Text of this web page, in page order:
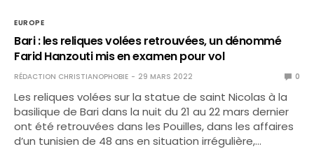
EUROPE
Bari : les reliques volées retrouvées, un dénommé
Farid Hanzouti mis en examen pour vol
RÉDACTION CHRISTIANOPHOBIE 29 MARS 2022 0
Les reliques volées sur la statue de saint Nicolas à la
basilique de Bari dans la nuit du 21 au 22 mars dernier
ont été retrouvées dans les Pouilles, dans les affaires
d’un tunisien de 48 ans en situation irrégulière,…